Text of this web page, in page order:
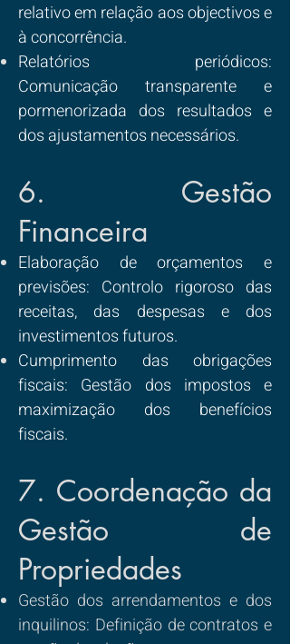
relativo em relação aos objectivos e
à concorrência.
Relatórios periódicos:
Comunicação transparente e
pormenorizada dos resultados e
dos ajustamentos necessários.
6. Gestão
Financeira
Elaboração de orçamentos e
previsões: Controlo rigoroso das
receitas, das despesas e dos
investimentos futuros.
Cumprimento das obrigações
fiscais: Gestão dos impostos e
maximização dos benefícios
fiscais.
7. Coordenação da
Gestão de
Propriedades
Gestão dos arrendamentos e dos
inquilinos: Definição de contratos e